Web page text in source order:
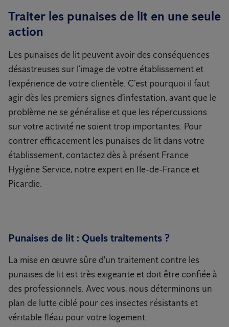
Traiter les punaises de lit en une seule
action
Les punaises de lit peuvent avoir des conséquences
désastreuses sur l’image de votre établissement et
l'expérience de votre clientèle. C’est pourquoi il faut
agir dès les premiers signes d’infestation, avant que le
problème ne se généralise et que les répercussions
sur votre activité ne soient trop importantes. Pour
contrer efficacement les punaises de lit dans votre
établissement, contactez dès à présent France
Hygiène Service, notre expert en Ile-de-France et
Picardie.
Punaises de lit : Quels traitements ?
La mise en œuvre sûre d'un traitement contre les
punaises de lit est très exigeante et doit être confiée à
des professionnels. Avec vous, nous déterminons un
plan de lutte ciblé pour ces insectes résistants et
véritable fléau pour votre logement.